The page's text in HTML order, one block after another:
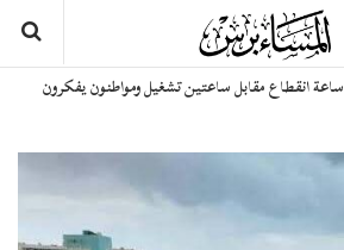
العودة إلى "عدن.. 11 ساعة انقطاع مقابل ساعتين تشغيل ومواطنون يفكرون